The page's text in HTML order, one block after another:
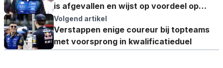
is afgevallen en wijst op voordeel op
zondag
Volgend artikel
Verstappen enige coureur bij topteams
met voorsprong in kwalificatieduel